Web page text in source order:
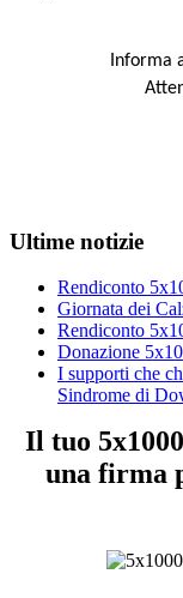
Informa
Ultime notizie
Rendiconto
Giornata dei
Rendiconto
Donazione
I supporti che
Sindrome di
Il tuo
una firma